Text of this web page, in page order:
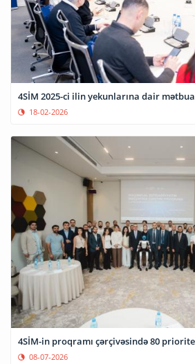
4SİM 2025-ci ilin yekunlarına dair
18-02-2026
4SİM-in proqramı çərçivəsində 80
08-07-2026